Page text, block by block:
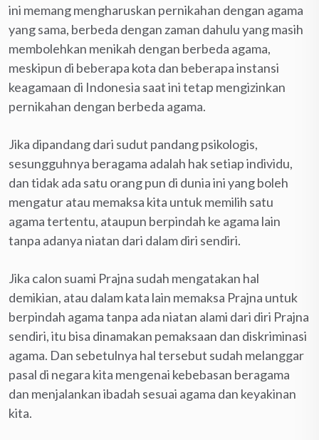
ini memang mengharuskan pernikahan dengan agama
yang sama, berbeda dengan zaman dahulu yang masih
membolehkan menikah dengan berbeda agama,
meskipun di beberapa kota dan beberapa instansi
keagamaan di Indonesia saat ini tetap mengizinkan
pernikahan dengan berbeda agama.
Jika dipandang dari sudut pandang psikologis,
sesungguhnya beragama adalah hak setiap individu,
dan tidak ada satu orang pun di dunia ini yang boleh
mengatur atau memaksa kita untuk memilih satu
agama tertentu, ataupun berpindah ke agama lain
tanpa adanya niatan dari dalam diri sendiri.
Jika calon suami Prajna sudah mengatakan hal
demikian, atau dalam kata lain memaksa Prajna untuk
berpindah agama tanpa ada niatan alami dari diri Prajna
sendiri, itu bisa dinamakan pemaksaan dan diskriminasi
agama. Dan sebetulnya hal tersebut sudah melanggar
pasal di negara kita mengenai kebebasan beragama
dan menjalankan ibadah sesuai agama dan keyakinan
kita.